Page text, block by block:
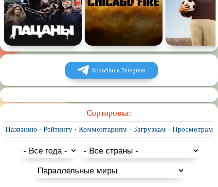
KinoShu в Telegram
Сортировка:
Названию· Рейтингу· Комментариям · Загрузкам · Просмотрам